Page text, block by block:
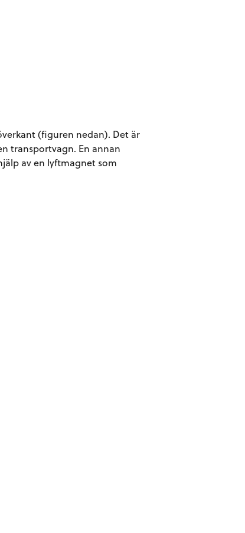
(figuren nedan). Det är
transportvagn. En annan
av en lyftmagnet som